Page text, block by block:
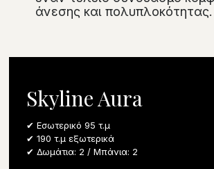
άνεσης και πολυπλοκότητας.
Skyline Aura
✔ Εσωτερικό 95 τ.μ
✔ 190 τ.μ εξωτερικά
✔ Δωμάτια: 2 / Μπάνια: 2